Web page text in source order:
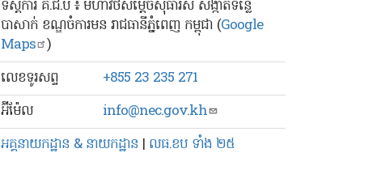
ទីស្ដីការ គ.ជ.ប ៖ មហាវិថីសម្ដេចសុធារស សង្កាត់ទន្លេ
បាសាក់ ខណ្ឌចំការមន រាជធានីភ្នំពេញ កម្ពុជា (Google
Maps )
លេខ​ទូរសព្ទ
+855 23 235 271
អ៊ីម៉ែល
info@nec.gov.kh
អគ្គនាយកដ្ឋាន & នាយកដ្ឋាន | លធ.ខប ទាំង ២៥